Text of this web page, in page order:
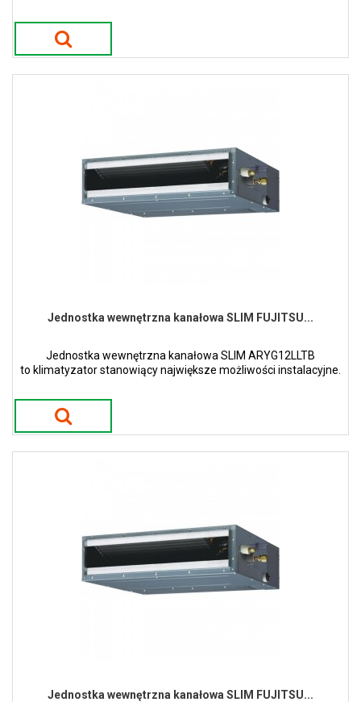
Jednostka wewnętrzna kanałowa SLIM FUJITSU...
Jednostka wewnętrzna kanałowa SLIM ARYG12LLTB
to klimatyzator stanowiący największe możliwości instalacyjne.
Jednostka wewnętrzna kanałowa SLIM FUJITSU...